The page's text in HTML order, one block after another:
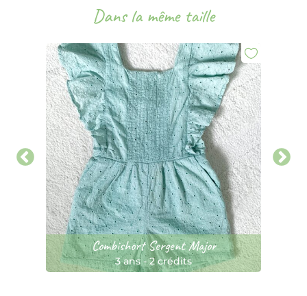
Dans la même taille
Combishort Sergent Major
3 ans-2 crédits